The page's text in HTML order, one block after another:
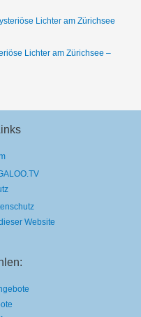
Lichter am Zürichsee –
Website